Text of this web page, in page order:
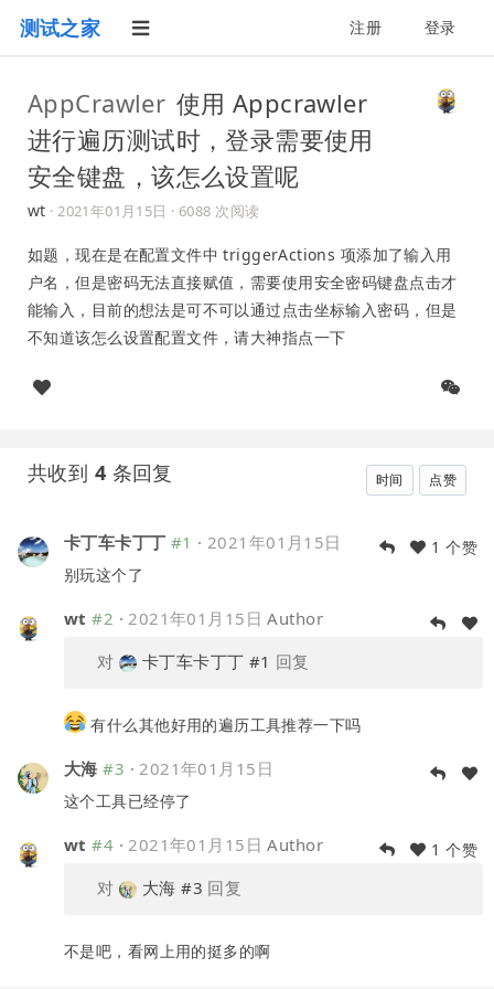
测试之家 注册 登录
AppCrawler 使用 Appcrawler
进行遍历测试时，登录需要使用
安全键盘，该怎么设置呢
wt ·2021年01月15日 · 6088 次阅读
如题，现在是在配置文件中 triggerActions 项添加了输入用
户名，但是密码无法直接赋值，需要使用安全密码键盘点击才
能输入，目前的想法是可不可以通过点击坐标输入密码，但是
不知道该怎么设置配置文件，请大神指点一下
共收到 4 条回复 时间 点赞
卡丁车卡丁丁 #1 ·2021年01月15日
1 个赞
别玩这个了
wt #2 ·2021年01月15日 Author
对
卡丁车卡丁丁 #1 回复
有什么其他好用的遍历工具推荐一下吗
大海 #3 · 2021年01月15日
这个工具已经停了
wt #4 · 2021年01月15日 Author 1 个赞
对 大海 #3 回复
不是吧，看网上用的挺多的啊